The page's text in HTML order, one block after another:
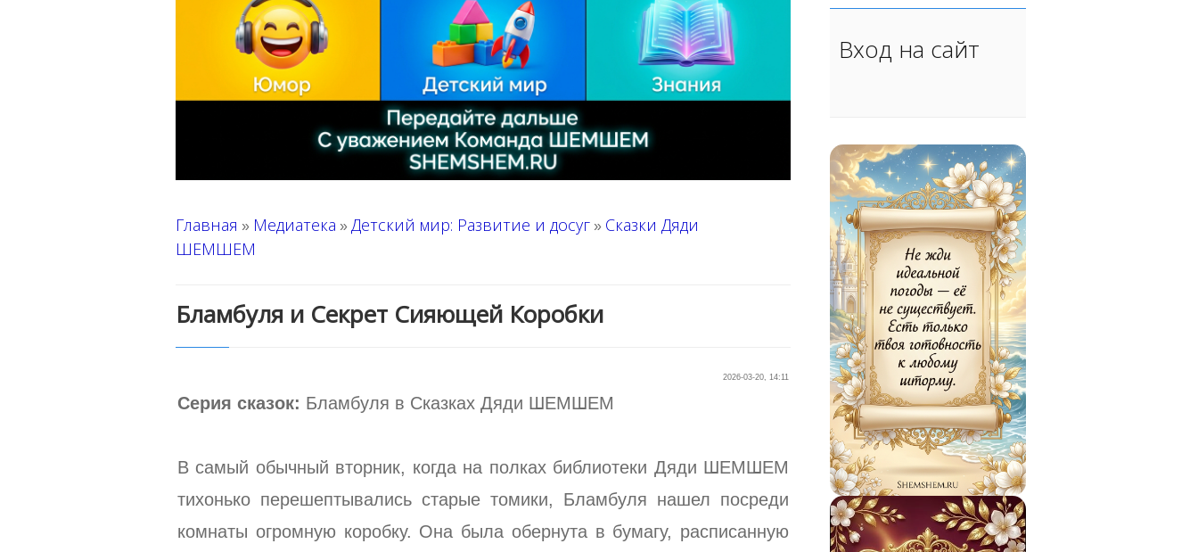
Главная » Медиатека » Детский мир: Развитие и досуг » Сказки Дяди
ШЕМШЕМ
Бламбуля и Секрет Сияющей Коробки
2026-03-20, 14:11
Серия сказок: Бламбуля в Сказках Дяди ШЕМШЕМ
В самый обычный вторник, когда на полках библиотеки Дяди ШЕМШЕМ
тихонько перешептывались старые томики, Бламбуля нашел посреди
комнаты огромную коробку. Она была обернута в бумагу, расписанную
Вход на сайт